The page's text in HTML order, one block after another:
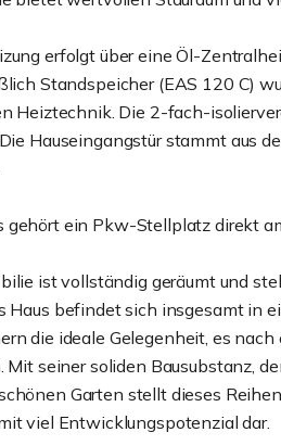
erfolgt über eine Öl-
Standspeicher (EAS 120 C)
Heiztechnik. Die 2-fach-
Hauseingangstür stammt aus
gehört ein Pkw-Stellplatz direkt
ist vollständig geräumt und
Haus befindet sich insgesamt in
die ideale Gelegenheit, es
Mit seiner soliden Bausubstanz,
Garten stellt dieses
viel Entwicklungspotenzial dar.